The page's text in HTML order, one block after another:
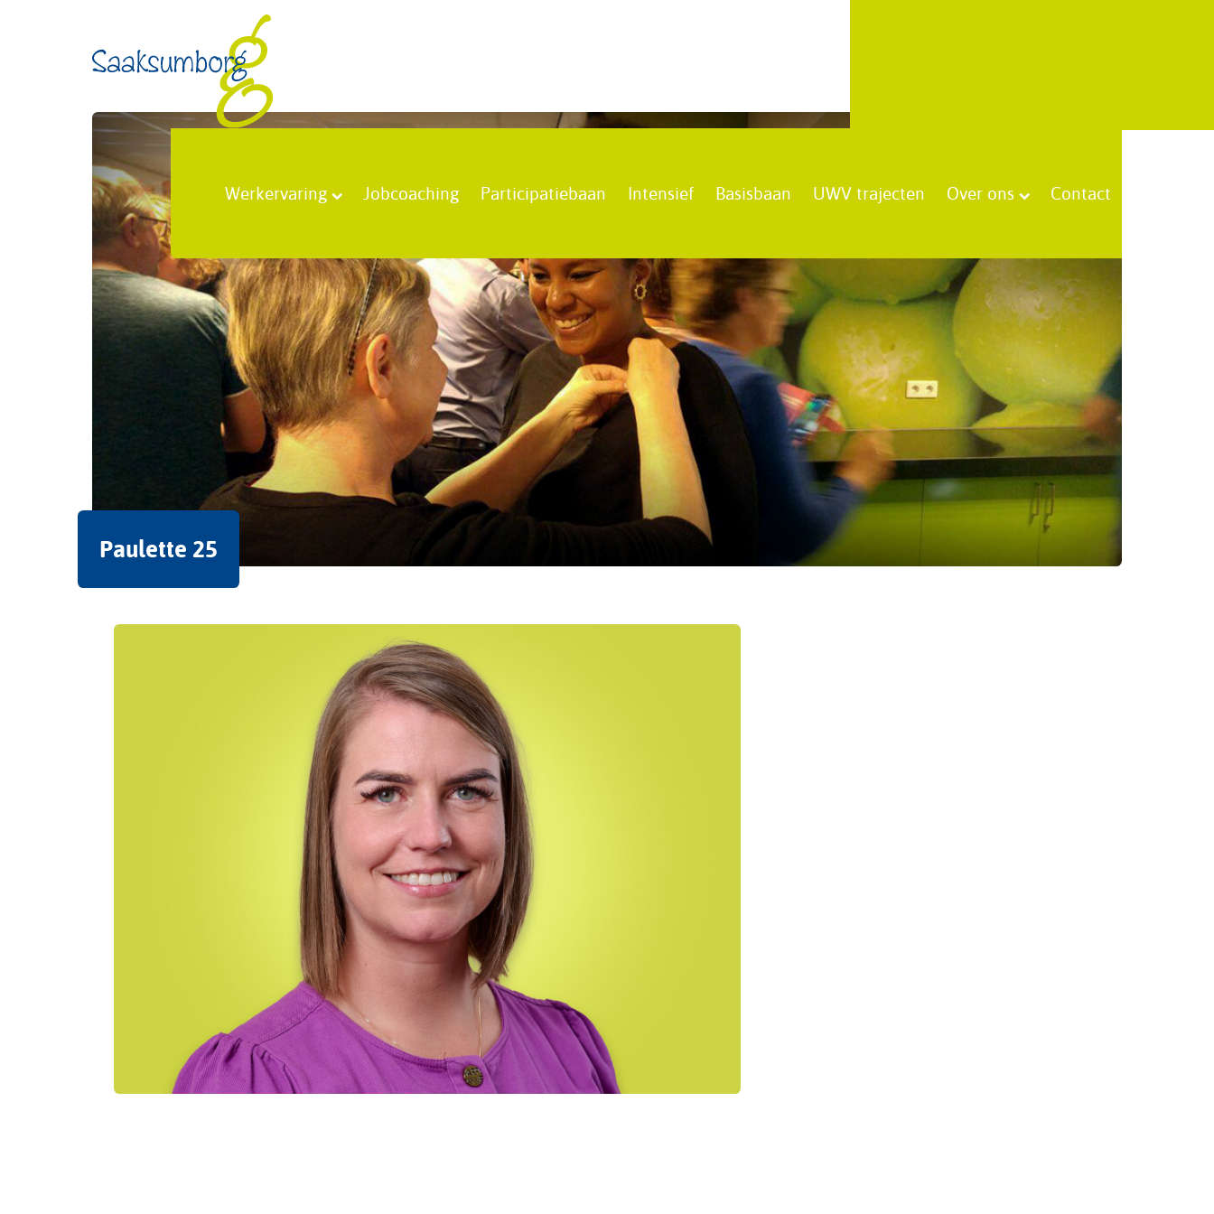
Werkervaring Jobcoaching Participatiebaan Intensief Basisbaan UWV trajecten Over ons Contact
Paulette 25